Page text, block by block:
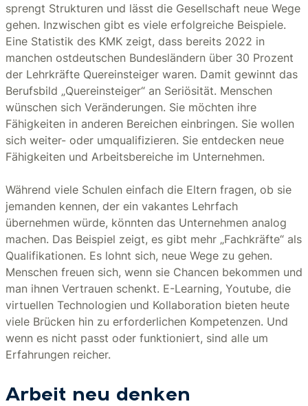
sprengt Strukturen und lässt die Gesellschaft neue Wege
gehen. Inzwischen gibt es viele erfolgreiche Beispiele.
Eine Statistik des KMK zeigt, dass bereits 2022 in
manchen ostdeutschen Bundesländern über 30 Prozent
der Lehrkräfte Quereinsteiger waren. Damit gewinnt das
Berufsbild „Quereinsteiger“ an Seriösität. Menschen
wünschen sich Veränderungen. Sie möchten ihre
Fähigkeiten in anderen Bereichen einbringen. Sie wollen
sich weiter- oder umqualifizieren. Sie entdecken neue
Fähigkeiten und Arbeitsbereiche im Unternehmen.
Während viele Schulen einfach die Eltern fragen, ob sie
jemanden kennen, der ein vakantes Lehrfach
übernehmen würde, könnten das Unternehmen analog
machen. Das Beispiel zeigt, es gibt mehr „Fachkräfte“ als
Qualifikationen. Es lohnt sich, neue Wege zu gehen.
Menschen freuen sich, wenn sie Chancen bekommen und
man ihnen Vertrauen schenkt. E-Learning, Youtube, die
virtuellen Technologien und Kollaboration bieten heute
viele Brücken hin zu erforderlichen Kompetenzen. Und
wenn es nicht passt oder funktioniert, sind alle um
Erfahrungen reicher.
Arbeit neu denken